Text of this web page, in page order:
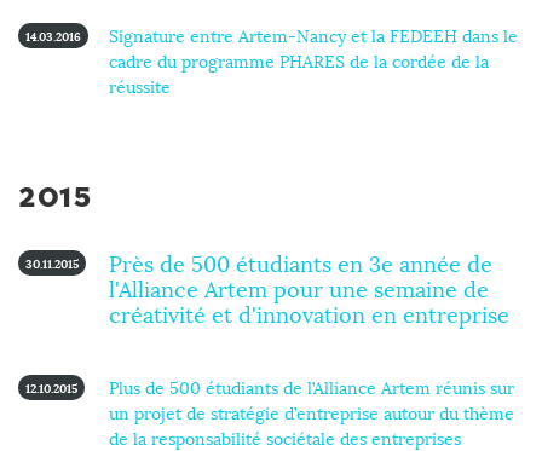
14.03.2016
Signature entre Artem-Nancy et la FEDEEH dans le
cadre du programme PHARES de la cordée de la
réussite
2015
30.11.2015 Près de 500 étudiants en 3e année de
l'Alliance Artem pour une semaine de
créativité et d'innovation en entreprise
12.10.2015
Plus de 500 étudiants de l’Alliance Artem réunis sur
un projet de stratégie d’entreprise autour du thème
de la responsabilité sociétale des entreprises